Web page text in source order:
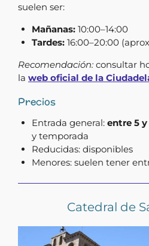
suelen ser:
Mañanas:10:00–14:00
Tardes:16:00–20:00
Recomendación: consultar
la web oficial de la
Precios
Entrada general: entre 5 y
y temporada
Reducidas: disponibles
Menores: suelen tener
Catedral de